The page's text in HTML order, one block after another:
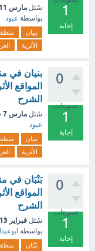
1
إجابة
سُئل مارس 11
بواسطة عبود
بنيان
الأثرية
0
تصويتات
1
إجابة
بنيان في
المواقع
الشرح
سُئل مارس 7
عبود
بنيان
الأثرية
0
تصويتات
1
إجابة
بَنْبَان في
المواقع
الشرح
سُئل فبراير 13
بواسطة
بَنْبَان